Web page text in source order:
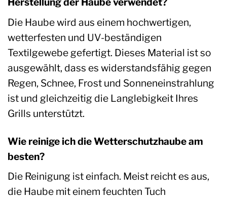
Die Haube wird aus einem hochwertigen,
wetterfesten und UV-beständigen
Textilgewebe gefertigt. Dieses Material ist so
ausgewählt, dass es widerstandsfähig gegen
Regen, Schnee, Frost und Sonneneinstrahlung
ist und gleichzeitig die Langlebigkeit Ihres
Grills unterstützt.
Wie reinige ich die Wetterschutzhaube am
besten?
Die Reinigung ist einfach. Meist reicht es aus,
die Haube mit einem feuchten Tuch